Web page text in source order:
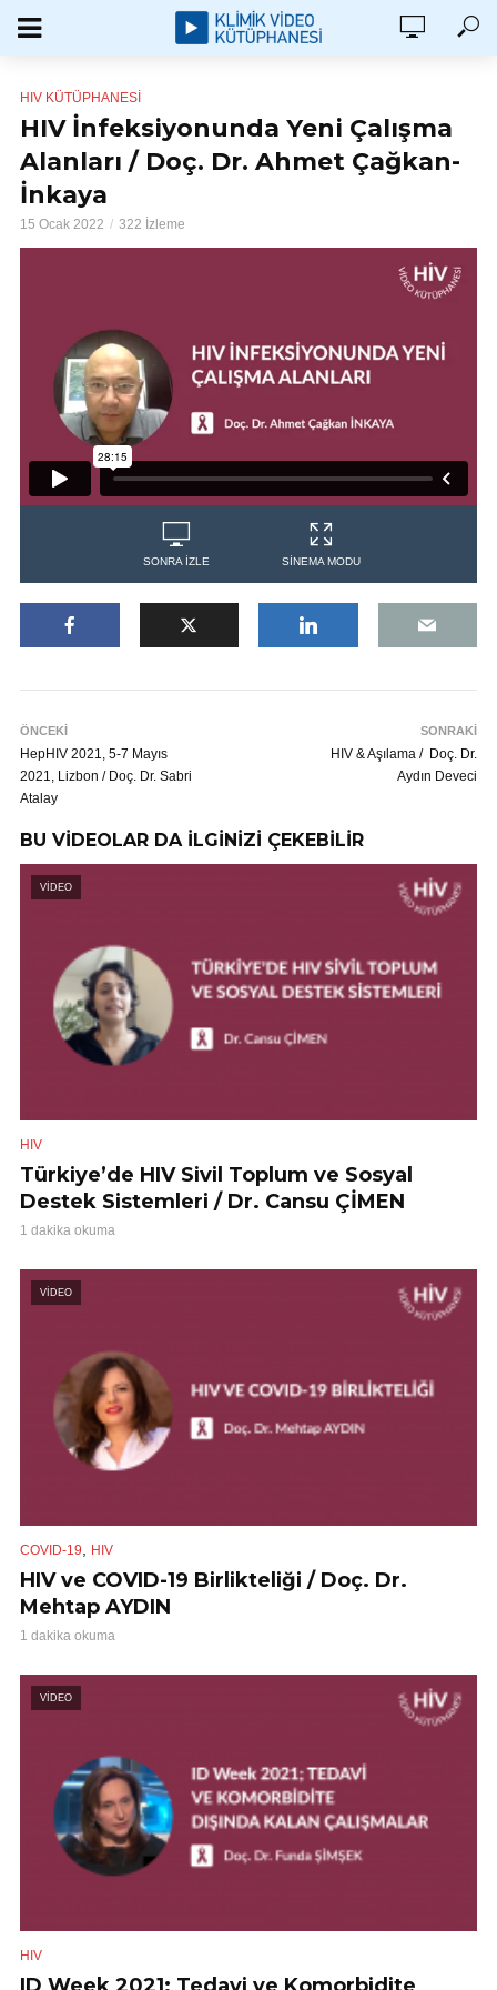
HIV KÜTÜPHANESI
HIV İnfeksiyonunda Yeni Çalışma
Alanları / Doç. Dr. Ahmet Çağkan-
İnkaya
15 Ocak 2022 322 İzleme
SONRA İZLE SİNEMA MODU
ÖNCEKİ
HepHIV 2021, 5-7 Mayıs
2021, Lizbon / Doç. Dr. Sabri
Atalay
SONRAKİ
HIV & Aşılama / Doç. Dr.
Aydın Deveci
BU VİDEOLAR DA İLGİNİZİ ÇEKEBİLİR
VİDEO
HIV
Türkiye’de HIV Sivil Toplum ve Sosyal
Destek Sistemleri / Dr. Cansu ÇİMEN
1 dakika okuma
VİDEO
COVID-19 HIV
HIV ve COVID-19 Birlikteliği / Doç. Dr.
Mehtap AYDIN
1 dakika okuma
VİDEO
HIV